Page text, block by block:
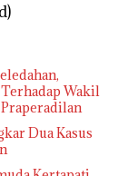
Terhadap Wakil
Dua Kasus